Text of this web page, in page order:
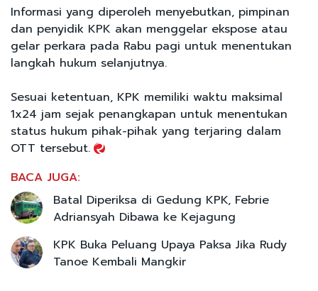
Informasi yang diperoleh menyebutkan, pimpinan
dan penyidik KPK akan menggelar ekspose atau
gelar perkara pada Rabu pagi untuk menentukan
langkah hukum selanjutnya.
Sesuai ketentuan, KPK memiliki waktu maksimal
1x24 jam sejak penangkapan untuk menentukan
status hukum pihak-pihak yang terjaring dalam
OTT tersebut.
BACA JUGA:
Batal Diperiksa di Gedung KPK, Febrie
Adriansyah Dibawa ke Kejagung
KPK Buka Peluang Upaya Paksa Jika Rudy
Tanoe Kembali Mangkir